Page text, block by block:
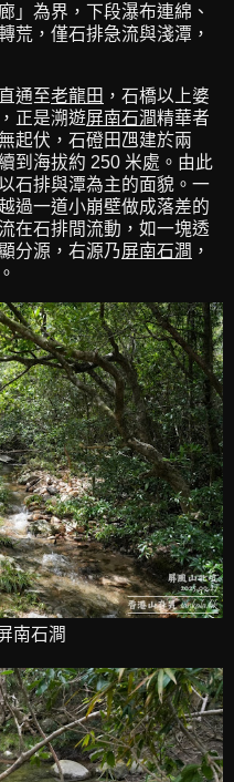
」為界，下段瀑布連綿、
荒，僅石排急流與淺潭，
通至老龍田 ，石橋以上婆
正是溯遊屏南石澗精華者
起伏，石磴田乪建於兩
到海拔約 250 米處。由此
石排與潭為主的面貌。一
過一道小崩壁做成落差的
在石排間流動，如一塊透
分源，右源乃屏南石澗 ，
。
南石澗